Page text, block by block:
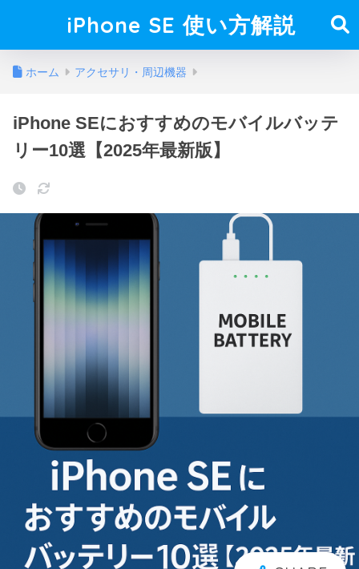
iPhone SE 使い方解説
ホーム アクセサリ・周辺機器
iPhone SEにおすすめのモバイルバッテ
リー10選【2025年最新版】